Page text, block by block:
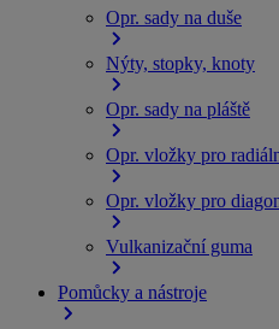
Opr. sady na duše
Nýty, stopky, knoty
Opr. sady na pláště
Opr. vložky pro
Opr. vložky pro
Vulkanizační guma
Pomůcky a nástroje